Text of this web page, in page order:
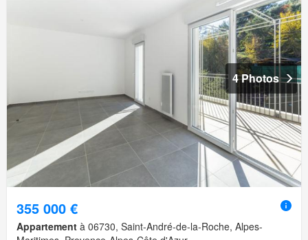
4 Photos
355 000 €
Appartement à 06730, Saint-André-de-la-Roche, Alpes-